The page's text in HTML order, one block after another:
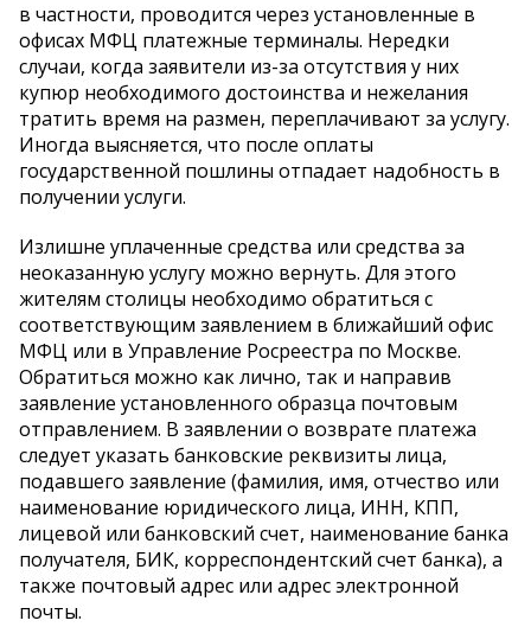
в частности, проводится через установленные в
офисах МФЦ платежные терминалы. Нередки
случаи, когда заявители из-за отсутствия у них
купюр необходимого достоинства и нежелания
тратить время на размен, переплачивают за услугу.
Иногда выясняется, что после оплаты
государственной пошлины отпадает надобность в
получении услуги.
Излишне уплаченные средства или средства за
неоказанную услугу можно вернуть. Для этого
жителям столицы необходимо обратиться с
соответствующим заявлением в ближайший офис
МФЦ или в Управление Росреестра по Москве.
Обратиться можно как лично, так и направив
заявление установленного образца почтовым
отправлением. В заявлении о возврате платежа
следует указать банковские реквизиты лица,
подавшего заявление (фамилия, имя, отчество или
наименование юридического лица, ИНН, КПП,
лицевой или банковский счет, наименование банка
получателя, БИК, корреспондентский счет банка), а
также почтовый адрес или адрес электронной
почты.